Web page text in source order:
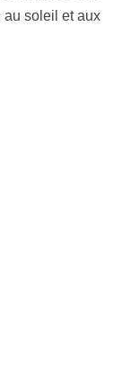
au soleil et aux